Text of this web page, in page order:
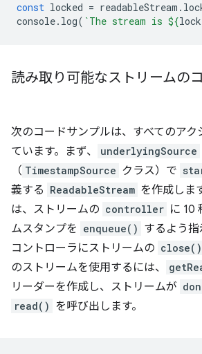
const locked = readableStream .
console. log( `The stream is ${
読み取り可能なストリームの
次のコードサンプルは、すべてのアク
ています。まず、
underlyingSource
（ TimestampSource クラス）で
義する ReadableStream を作成しま
は、ストリームの controller に 10
ムスタンプを enqueue() するよう指
コントローラにストリームの close()
のストリームを使用するには、
リーダーを作成し、ストリームが
read() を呼び出します。